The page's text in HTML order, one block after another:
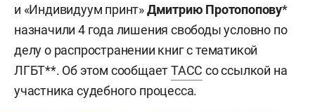
и «Индивидуум принт»Дмитрию Протопопову*
назначили 4 года лишения свободы условно по
делу о распространении книг с тематикой
ЛГБТ**. Об этом сообщаетТАСС со ссылкой на
участника судебного процесса.